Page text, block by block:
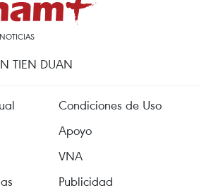
TIEN DUAN
Condiciones de Uso
Apoyo
VNA
Publicidad